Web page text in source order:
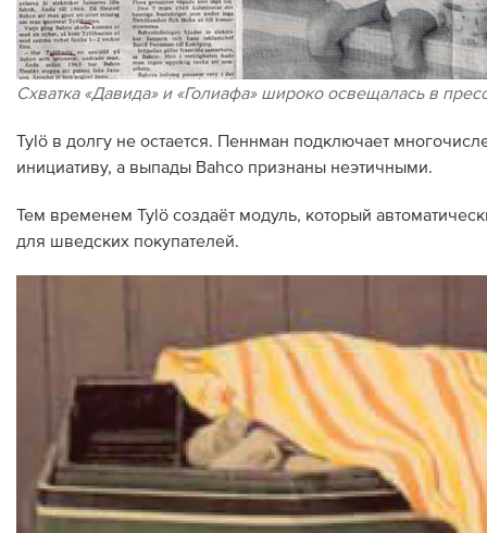
Схватка «Давида» и «Голиафа» широко освещалась в
Tylö в долгу не остается. Пеннман подключает
инициативу, а выпады Bahco признаны неэтичными.
Тем временем Tylö создаёт модуль, который
для шведских покупателей.